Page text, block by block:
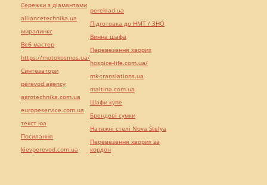
Сережки з діамантами
alliancetechnika.ua
миралинкс
Веб мастер
https://motokosmos.ua/
Синтезатори
perevod.agency
agrotechnika.com.ua
europeservice.com.ua
текст юа
Посилання
kievperevod.com.ua
pereklad.ua
Підготовка до НМТ / ЗНО
Винна шафа
Перевезення хворих
hospice-life.com.ua/
mk-translations.ua
maltina.com.ua
Шафи купе
Брендові сумки
Натяжні стелі Nova Stelya
Перевезення хворих за
кордон